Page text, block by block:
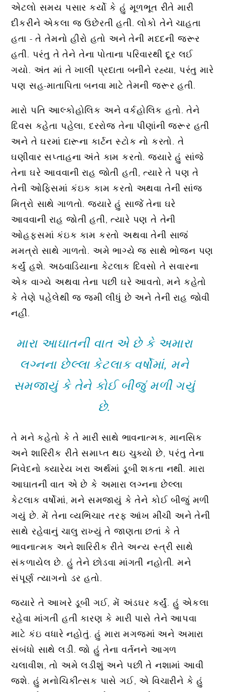
એટલો સમય પસાર કર્યો કે હું મૂળભૂત રીતે મારી
દીકરીને એકલા જ ઉછેરતી હતી. લોકો તેને ચાહતા
હતા - તે તેમનો હીરો હતો અને તેની મદદની જરૂર
હતી. પરંતુ તે તેને તેના પોતાના પરિવારથી દૂર લઈ
ગયો. અંત માં તે ખાલી પ્રદાતા બનીને રહ્યા, પરંતુ મારે
પણ સહ-માતાપિતા બનવા માટે તેમની જરૂર હતી.
મારો પતિ આલ્કોહોલિક અને વર્કહોલિક હતો. તેને
દિવસ કહેતા પહેલા, દરરોજ તેના પીણાંની જરૂર હતી
અને તે ઘરમાં દારૂના કાર્ટન સ્ટોક નો કરતો. તે
ઘણીવાર સપ્તાહના અંતે કામ કરતો. જ્યારે હું સાંજે
તેના ઘરે આવવાની રાહ જોતી હતી, ત્યારે તે પણ તે
તેની ઓફિસમાં કંઇક કામ કરતો અથવા તેની સાંજ
મિત્રો સાથે ગાળતો. જ્યારે હું સાજેં તેના ઘરે
આવવાની રાહ જોતી હતી, ત્યારે પણ તે તેની
ઓહફસમાં કંઇક કામ કરતો અથવા તેની સાજં
મમત્રો સાથે ગાળતો. અમે ભાગ્યે જ સાથે ભોજન પણ
કર્યું હશે. અઠવાડિયાના કેટલાક દિવસો તે સવારના
એક વાગ્યે અથવા તેના પછી ઘરે આવતો, મને કહેતો
કે તેણે પહેલેથી જ જમી લીધું છે અને તેની રાહ જોવી
નહીં.
મારા આઘાતની વાત એ છે કે અમારા
લગ્નના છેલ્લા કેટલાક વર્ષોમાં, મને
સમજાયું કે તેને કોઈ બીજું મળી ગયું
છે.
તે મને કહેતો કે તે મારી સાથે ભાવનાત્મક, માનસિક
અને શારિરીક રીતે સમાપ્ત થઇ ચુક્યો છે, પરંતુ તેના
નિવેદનો ક્યારેય ખરા અર્થમાં ડૂબી શકતા નથી. મારા
આઘાતની વાત એ છે કે અમારા લગ્નના છેલ્લા
કેટલાક વર્ષોમાં, મને સમજાયું કે તેને કોઈ બીજું મળી
ગયું છે. મેં તેના વ્યભિચાર તરફ આંખ મીંચી અને તેની
સાથે રહેવાનું ચાલુ રાખ્યું તે જાણતા છતાં કે તે
ભાવનાત્મક અને શારિરીક રીતે અન્ય સ્ત્રી સાથે
સંકળાયેલ છે. હું તેને છોડવા માંગતી નહોતી. મને
સંપૂર્ણ ત્યાગનો ડર હતો.
જ્યારે તે આખરે ડૂબી ગઈ, મેં અંડઘર કર્યું. હું એકલા
રહેવા માંગતી હતી કારણ કે મારી પાસે તેને આપવા
માટે કંઇ વધારે નહોતું. હું મારા મગજમાં અને અમારા
સંબંધો સાથે લડી. જો હું તેના વર્તનને આગળ
ચલાવીશ, તો અમે લડીશું અને પછી તે નશામાં આવી
જશે. હું મનોચિકીત્સક પાસે ગઈ, એ વિચારીને કે હું